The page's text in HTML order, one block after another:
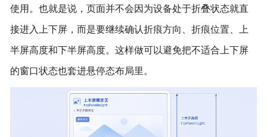
使用。也就是说，页面并不会因为设备处于折叠状态就直
接进入上下屏，而是要继续确认折痕方向、折痕位置、上
半屏高度和下半屏高度。这样做可以避免把不适合上下屏
的窗口状态也套进悬停态布局里。